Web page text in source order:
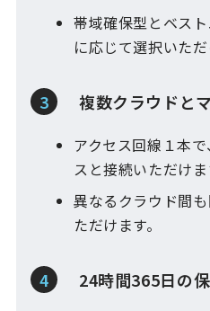
帯域確保型とベス
に応じて選択いただ
複数クラウドと
アクセス回線１本
スと接続いただけま
異なるクラウド間
ただけます。
24時間365日の